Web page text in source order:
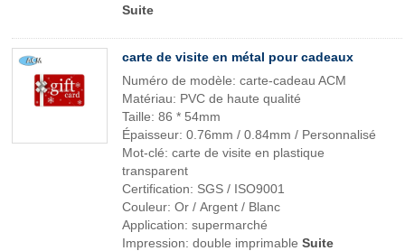
Suite
carte de visite en métal pour cadeaux
Numéro de modèle: carte-cadeau ACM
Matériau: PVC de haute qualité
Taille: 86 * 54mm
Épaisseur: 0.76mm / 0.84mm / Personnalisé
Mot-clé: carte de visite en plastique
transparent
Certification: SGS / ISO9001
Couleur: Or / Argent / Blanc
Application: supermarché
Impression: double imprimable Suite